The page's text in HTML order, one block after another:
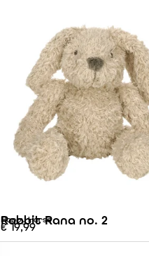
Happy Horse
Rabbit Rana no. 2
€19,99